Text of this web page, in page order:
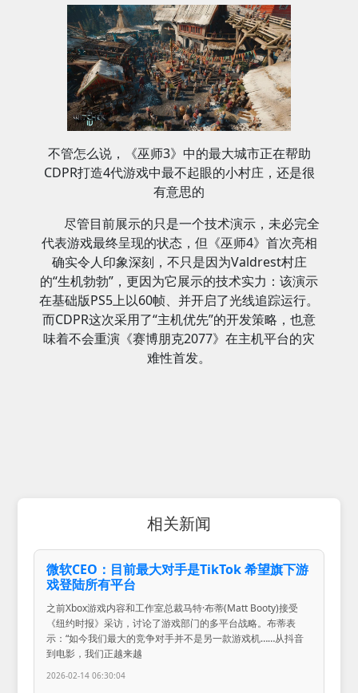
不管怎么说，《巫师3》中的最大城市正在帮助
CDPR打造4代游戏中最不起眼的小村庄，还是很
有意思的
尽管目前展示的只是一个技术演示，未必完全
代表游戏最终呈现的状态，但《巫师4》首次亮相
确实令人印象深刻，不只是因为Valdrest村庄
的“生机勃勃”，更因为它展示的技术实力：该演示
在基础版PS5上以60帧、并开启了光线追踪运行。
而CDPR这次采用了“主机优先”的开发策略，也意
味着不会重演《赛博朋克2077》在主机平台的灾
难性首发。
相关新闻
微软CEO：目前最大对手是TikTok 希望旗下游
戏登陆所有平台
之前Xbox游戏内容和工作室总裁马特·布蒂(Matt Booty)接受
《纽约时报》采访，讨论了游戏部门的多平台战略。布蒂表
示：“如今我们最大的竞争对手并不是另一款游戏机……从抖音
到电影，我们正越来越
2026-02-14 06:30:04